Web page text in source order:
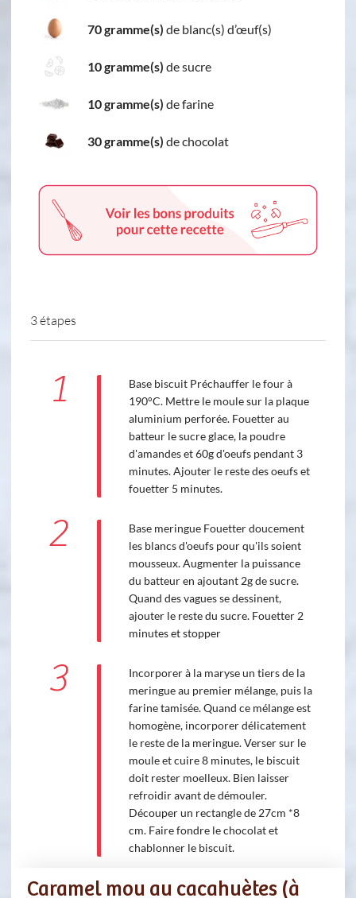
70 gramme(s) de blanc(s) d’œuf(s)
10 gramme(s) de sucre
10 gramme(s) de farine
30 gramme(s) de chocolat
3 étapes
1
Base biscuit Préchauffer le four à
190°C. Mettre le moule sur la plaque
aluminium perforée. Fouetter au
batteur le sucre glace, la poudre
d'amandes et 60g d'oeufs pendant 3
minutes. Ajouter le reste des oeufs et
fouetter 5 minutes.
2
Base meringue Fouetter doucement
les blancs d'oeufs pour qu'ils soient
mousseux. Augmenter la puissance
du batteur en ajoutant 2g de sucre.
Quand des vagues se dessinent,
ajouter le reste du sucre. Fouetter 2
minutes et stopper
3
Incorporer à la maryse un tiers de la
meringue au premier mélange, puis la
farine tamisée. Quand ce mélange est
homogène, incorporer délicatement
le reste de la meringue. Verser sur le
moule et cuire 8 minutes, le biscuit
doit rester moelleux. Bien laisser
refroidir avant de démouler.
Découper un rectangle de 27cm *8
cm. Faire fondre le chocolat et
chablonner le biscuit.
Caramel mou au cacahuètes (à